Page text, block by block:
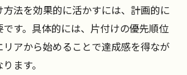
法を効果的に活かすには、計画的に
す。具体的には、片付けの優先順位
アから始めることで達成感を得なが
ます。